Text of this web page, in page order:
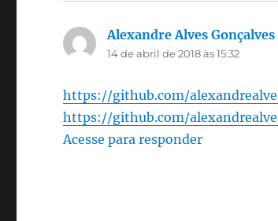
Alexandre Alves Gonçalves
14 de abril de 2018 às 15:32
https://github.com/
https://github.com/
Acesse para responder